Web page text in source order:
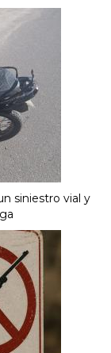
siniestro vial y